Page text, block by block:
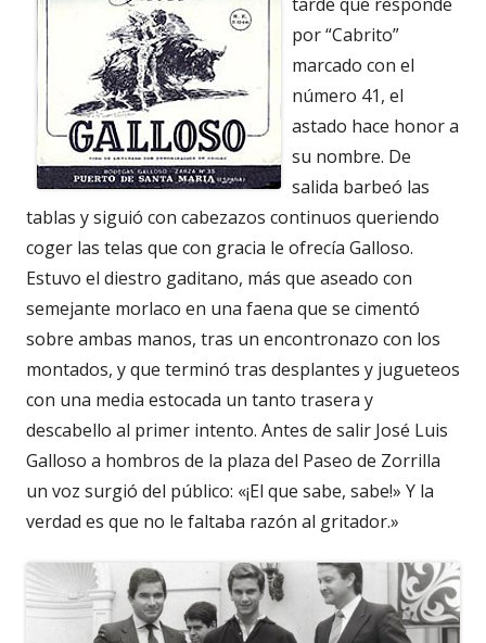
por “Cabrito”
marcado con el
número 41, el
astado hace honor a
su nombre. De
salida barbeó las
tablas y siguió con cabezazos continuos queriendo
coger las telas que con gracia le ofrecía Galloso.
Estuvo el diestro gaditano, más que aseado con
semejante morlaco en una faena que se cimentó
sobre ambas manos, tras un encontronazo con los
montados, y que terminó tras desplantes y jugueteos
con una media estocada un tanto trasera y
descabello al primer intento. Antes de salir José Luis
Galloso a hombros de la plaza del Paseo de Zorrilla
un voz surgió del público: «¡El que sabe, sabe!» Y la
verdad es que no le faltaba razón al gritador.»